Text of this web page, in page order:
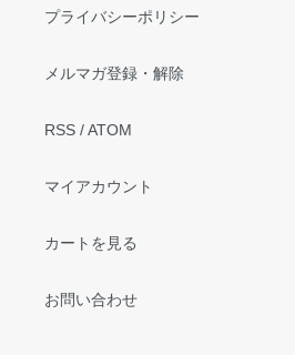
プライバシーポリシー
メルマガ登録・解除
RSS /ATOM
マイアカウント
カートを見る
お問い合わせ